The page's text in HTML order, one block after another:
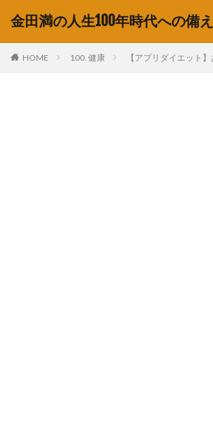
金田満の人生100年時代への備え
HOME 100. 健康 【アプリダイエット